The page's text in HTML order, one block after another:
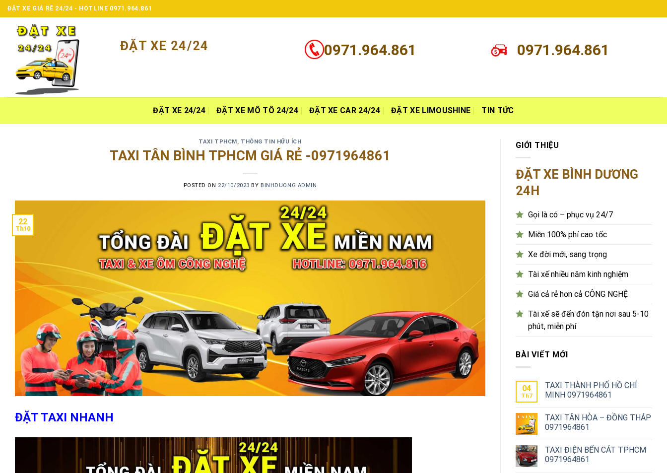
Skip
to
content
ĐẶT XE GIÁ RẼ 24/24 - HOTLINE 0971.964.861
ĐẶT XE 24/24 0971.964.861 0971.964.861
ĐẶT XE 24/24 ĐẶT XE MÔ TÔ 24/24 ĐẶT XE CAR 24/24 ĐẶT XE LIMOUSHINE TIN TỨC
TAXI TPHCM, THÔNG TIN HỮU ÍCH
TAXI TÂN BÌNH TPHCM GIÁ RẺ -0971964861
POSTED ON 22/10/2023 BY BINHDUONG ADMIN
22
Th10
ĐẶT TAXI NHANH
GIỚI THIỆU
ĐẶT XE BÌNH DƯƠNG
24H
Gọi là có – phục vụ 24/7
Miễn 100% phí cao tốc
Xe đời mới, sang trọng
Tài xế nhiều năm kinh nghiệm
Giá cả rẻ hơn cả CÔNG NGHỆ
Tài xế sẽ đến đón tận nơi sau 5-10
phút, miễn phí
BÀI VIẾT MỚI
04
Th7
TAXI THÀNH PHỐ HỒ CHÍ
MINH 0971964861
TAXI TÂN HÒA – ĐỒNG THÁP
0971964861
TAXI ĐIỆN BẾN CÁT TPHCM
0971964861